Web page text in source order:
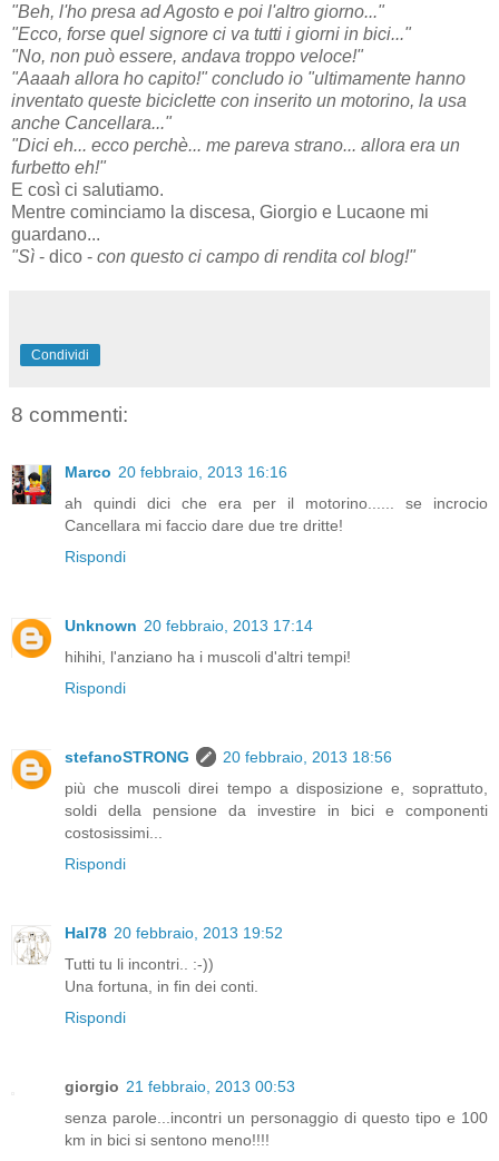
"Beh, l'ho presa ad Agosto e poi l'altro giorno..."
"Ecco, forse quel signore ci va tutti i giorni in bici..."
"No, non può essere, andava troppo veloce!"
"Aaaah allora ho capito!" concludo io "ultimamente hanno
inventato queste biciclette con inserito un motorino, la usa
anche Cancellara..."
"Dici eh... ecco perchè... me pareva strano... allora era un
furbetto eh!"
E così ci salutiamo.
Mentre cominciamo la discesa, Giorgio e Lucaone mi
guardano...
"Sì - dico - con questo ci campo di rendita col blog!"
Condividi
8 commenti:
Marco 20 febbraio, 2013 16:16
ah quindi dici che era per il motorino...... se incrocio
Cancellara mi faccio dare due tre dritte!
Rispondi
Unknown 20 febbraio, 2013 17:14
hihihi, l'anziano ha i muscoli d'altri tempi!
Rispondi
stefanoSTRONG
20 febbraio, 2013 18:56
più che muscoli direi tempo a disposizione e, soprattuto,
soldi della pensione da investire in bici e componenti
costosissimi...
Rispondi
Hal78 20 febbraio, 2013 19:52
Tutti tu li incontri.. :-))
Una fortuna, in fin dei conti.
Rispondi
giorgio 21 febbraio, 2013 00:53
senza parole...incontri un personaggio di questo tipo e 100
km in bici si sentono meno!!!!